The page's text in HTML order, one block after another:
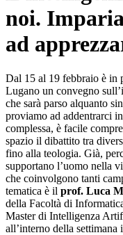
noi.
ad
Dal 15 al 19 febbraio è in
Lugano un convegno
che sarà parso alquanto
proviamo ad addentrarci
complessa, è facile
spazio il dibattito tra
fino alla teologia. Già,
supportano l’uomo nella
che coinvolgono tanti
tematica è il prof. Luca
della Facoltà di
Master di Intelligenza
all’interno della settimana